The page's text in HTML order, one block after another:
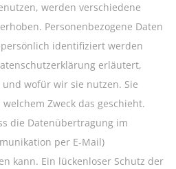
werden verschiedene
Personenbezogene Daten
identifiziert werden
erläutert,
wofür wir sie nutzen. Sie
Zweck das geschieht.
die Datenübertragung im
per E-Mail)
kann. Ein lückenloser Schutz der